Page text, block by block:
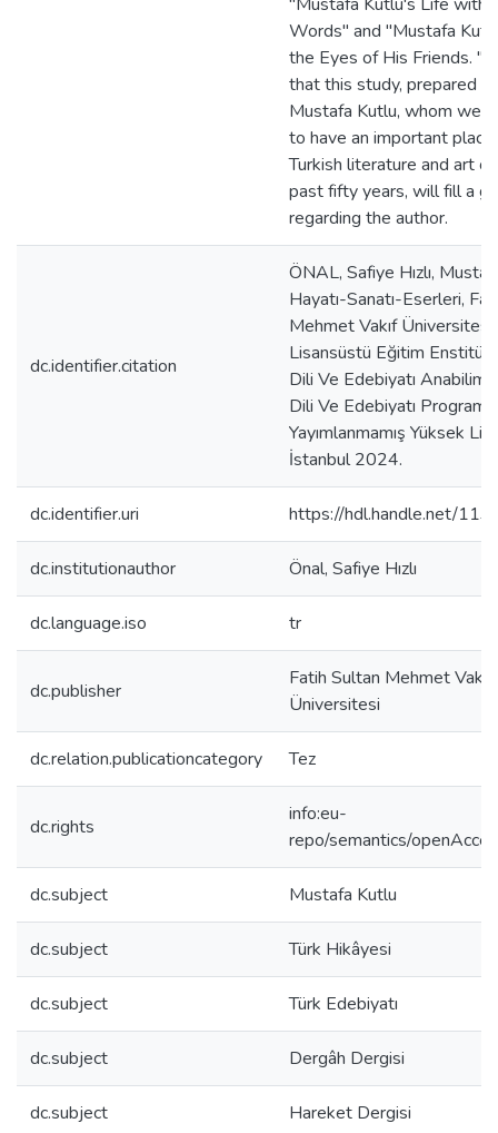
Words" and "Mustafa
the Eyes of His Friends. "
that this study, prepared
Mustafa Kutlu, whom we
to have an important place
Turkish literature and art
past fifty years, will fill a
regarding the author.
dc.identifier.citation
ÖNAL, Safiye Hızlı,
Hayatı-Sanatı-Eserleri,
Mehmet Vakıf Üniversitesi
Lisansüstü Eğitim
Dili Ve Edebiyatı Anabilim
Dili Ve Edebiyatı Programı,
Yayımlanmamış Yüksek
İstanbul 2024.
dc.identifier.uri https://hdl.handle.net/
dc.institutionauthor Önal, Safiye Hızlı
dc.language.iso tr
dc.publisher
Fatih Sultan Mehmet Vakıf
Üniversitesi
dc.relation.publicationcategory Tez
dc.rights
info:eu-
repo/semantics/
dc.subject Mustafa Kutlu
dc.subject Türk Hikâyesi
dc.subject Türk Edebiyatı
dc.subject Dergâh Dergisi
dc.subject Hareket Dergisi